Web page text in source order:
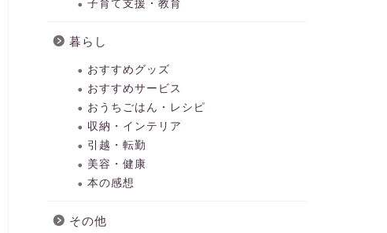
子育て支援・教育
暮らし
おすすめグッズ
おすすめサービス
おうちごはん・レシピ
収納・インテリア
引越・転勤
美容・健康
本の感想
その他